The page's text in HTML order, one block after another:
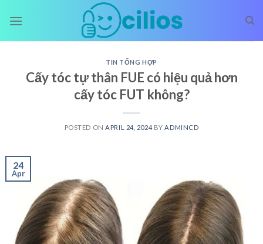
TIN TỔNG HỢP
Cấy tóc tự thân FUE có hiệu quả hơn
cấy tóc FUT không?
POSTED ON APRIL 24, 2024 BY ADMINCD
24
Apr